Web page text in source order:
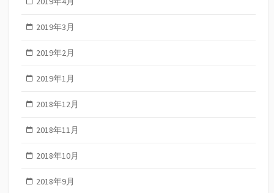
2019年3月
2019年2月
2019年1月
2018年12月
2018年11月
2018年10月
2018年9月